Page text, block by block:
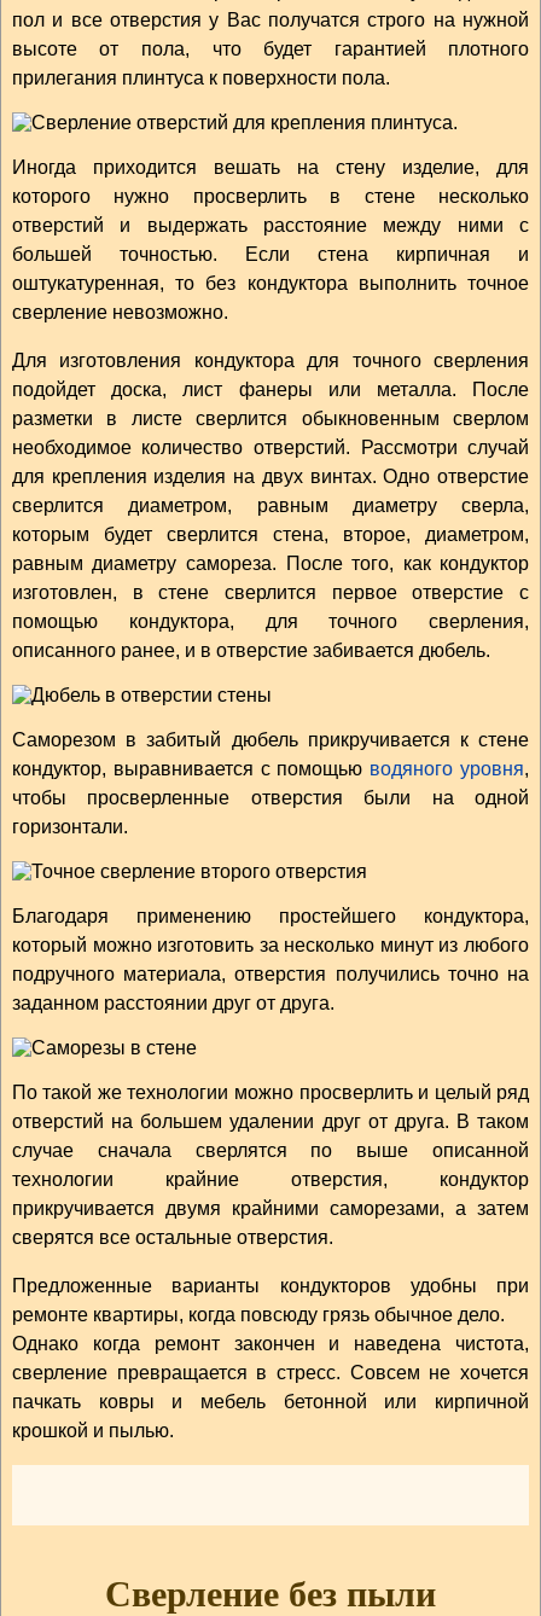
пол и все отверстия у Вас получатся строго на нужной
высоте от пола, что будет гарантией плотного
прилегания плинтуса к поверхности пола.
Иногда приходится вешать на стену изделие, для
которого нужно просверлить в стене несколько
отверстий и выдержать расстояние между ними с
большей точностью. Если стена кирпичная и
оштукатуренная, то без кондуктора выполнить точное
сверление невозможно.
Для изготовления кондуктора для точного сверления
подойдет доска, лист фанеры или металла. После
разметки в листе сверлится обыкновенным сверлом
необходимое количество отверстий. Рассмотри случай
для крепления изделия на двух винтах. Одно отверстие
сверлится диаметром, равным диаметру сверла,
которым будет сверлится стена, второе, диаметром,
равным диаметру самореза. После того, как кондуктор
изготовлен, в стене сверлится первое отверстие с
помощью кондуктора, для точного сверления,
описанного ранее, и в отверстие забивается дюбель.
Саморезом в забитый дюбель прикручивается к стене
кондуктор, выравнивается с помощью водяного уровня,
чтобы просверленные отверстия были на одной
горизонтали.
Благодаря применению простейшего кондуктора,
который можно изготовить за несколько минут из любого
подручного материала, отверстия получились точно на
заданном расстоянии друг от друга.
По такой же технологии можно просверлить и целый ряд
отверстий на большем удалении друг от друга. В таком
случае сначала сверлятся по выше описанной
технологии крайние отверстия, кондуктор
прикручивается двумя крайними саморезами, а затем
сверятся все остальные отверстия.
Предложенные варианты кондукторов удобны при
ремонте квартиры, когда повсюду грязь обычное дело.
Однако когда ремонт закончен и наведена чистота,
сверление превращается в стресс. Совсем не хочется
пачкать ковры и мебель бетонной или кирпичной
крошкой и пылью.
Сверление без пыли